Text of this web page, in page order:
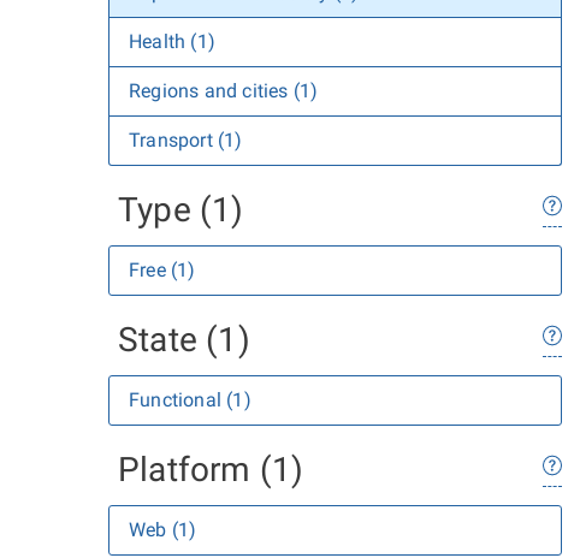
Health (1)
Regions and cities (1)
Transport (1)
Type (1)
Free (1)
State (1)
Functional (1)
Platform (1)
Web (1)